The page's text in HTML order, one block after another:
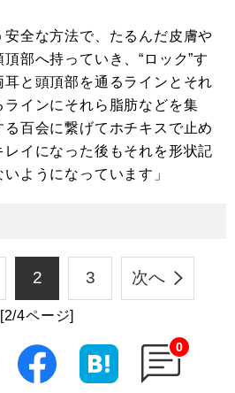
安全な方法で、たるんだ皮膚や
部へ持っていき、“ロック”す
耳と頭頂部を通るラインとそれ
インにそれら脂肪などを集
百会に繋げてホチキスで止め
イになった後もそれを形状記
ようになっています」
2 3 次へ
[2/4ページ]
0